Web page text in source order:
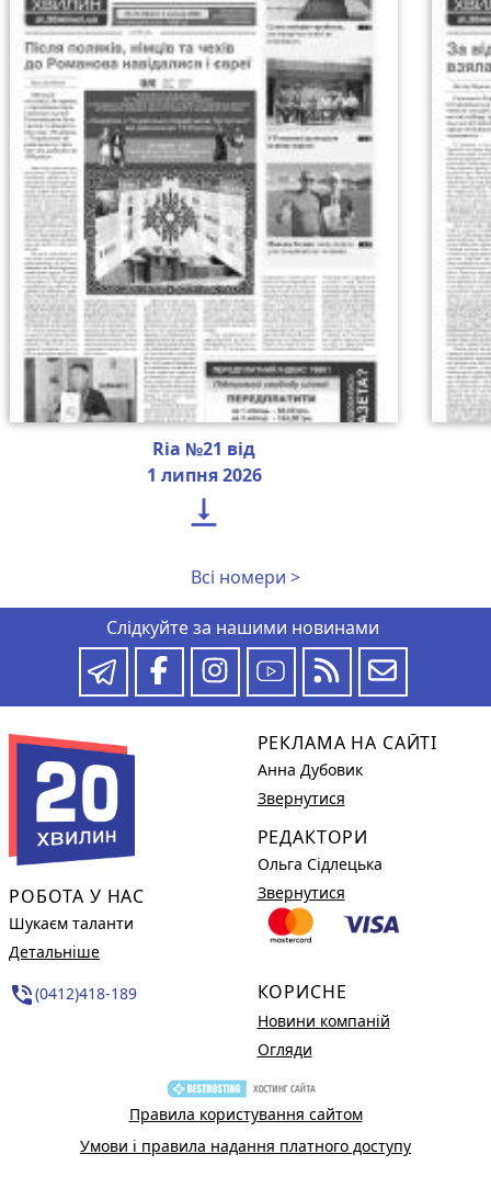
Ria №21 від
1 липня 2026

Всі номери >
Слідкуйте за нашими новинами
РОБОТА У НАС
Шукаєм таланти
Детальніше
phone_in_talk(0412)418-189
РЕКЛАМА НА САЙТІ
Анна Дубовик
Звернутися
РЕДАКТОРИ
Ольга Сідлецька
Звернутися
КОРИСНЕ
Новини компаній
Огляди
Правила користування сайтом
Умови і правила надання платного доступу